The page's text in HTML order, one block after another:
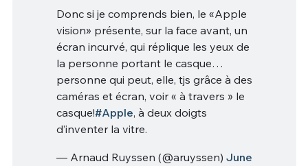
Donc si je comprends bien, le «Apple
vision» présente, sur la face avant, un
écran incurvé, qui réplique les yeux de
la personne portant le casque…
personne qui peut, elle, tjs grâce à des
caméras et écran, voir « à travers » le
casque!#Apple, à deux doigts
d’inventer la vitre.
— Arnaud Ruyssen (@aruyssen) June